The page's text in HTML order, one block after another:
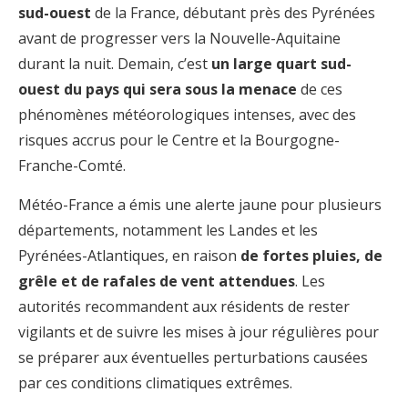
sud-ouest de la France, débutant près des Pyrénées
avant de progresser vers la Nouvelle-Aquitaine
durant la nuit. Demain, c’est un large quart sud-
ouest du pays qui sera sous la menace de ces
phénomènes météorologiques intenses, avec des
risques accrus pour le Centre et la Bourgogne-
Franche-Comté.
Météo-France a émis une alerte jaune pour plusieurs
départements, notamment les Landes et les
Pyrénées-Atlantiques, en raison de fortes pluies, de
grêle et de rafales de vent attendues. Les
autorités recommandent aux résidents de rester
vigilants et de suivre les mises à jour régulières pour
se préparer aux éventuelles perturbations causées
par ces conditions climatiques extrêmes.